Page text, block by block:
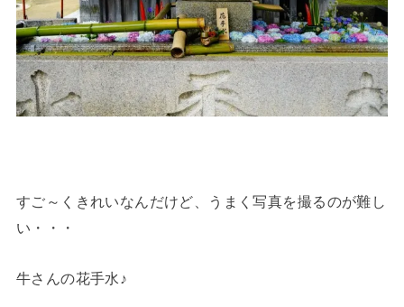
すご～くきれいなんだけど、うまく写真を撮るのが難し
い・・・
牛さんの花手水♪